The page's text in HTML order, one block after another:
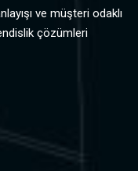
ve müşteri odaklı
çözümleri